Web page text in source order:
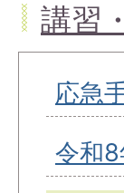
講習
応急
令和